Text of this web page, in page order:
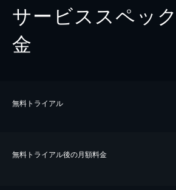
サービススペッ
金
無料トライアル
無料トライアル後の⽉額料金